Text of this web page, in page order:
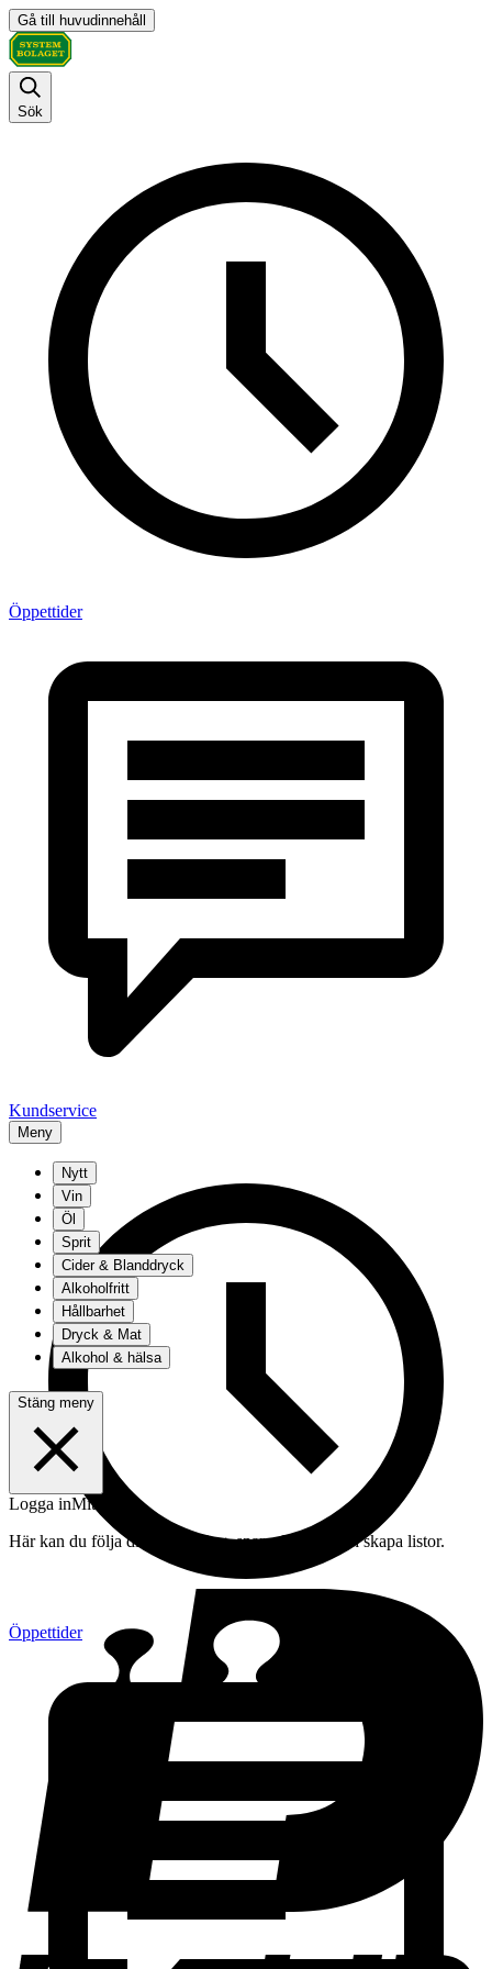
Gå till huvudinnehåll
Sök
Öppettider
Kundservice
Meny
Öppettider
Nytt
Vin
Öl
Sprit
Cider & Blanddryck
Alkoholfritt
Hållbarhet
Dryck & Mat
Alkohol & hälsa
Stäng meny
Logga inMitt konto
Här kan du följa din beställning, spara drycker och skapa listor.